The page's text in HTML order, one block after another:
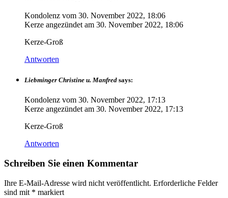
Kondolenz vom 30. November 2022, 18:06
Kerze angezündet am 30. November 2022, 18:06
Kerze-Groß
Antworten
Liebminger Christine u. Manfred says:
Kondolenz vom 30. November 2022, 17:13
Kerze angezündet am 30. November 2022, 17:13
Kerze-Groß
Antworten
Schreiben Sie einen Kommentar
Ihre E-Mail-Adresse wird nicht veröffentlicht. Erforderliche Felder
sind mit * markiert